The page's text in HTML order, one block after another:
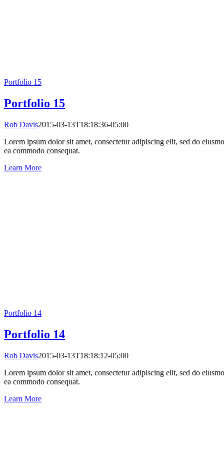
Portfolio 15
Portfolio 15
Rob Davis2015-03-13T18:18:36-05:00
Lorem ipsum dolor sit amet, consectetur adipiscing elit, sed do
ea commodo consequat.
Learn More
Portfolio 14
Portfolio 14
Rob Davis2015-03-13T18:18:12-05:00
Lorem ipsum dolor sit amet, consectetur adipiscing elit, sed do
ea commodo consequat.
Learn More